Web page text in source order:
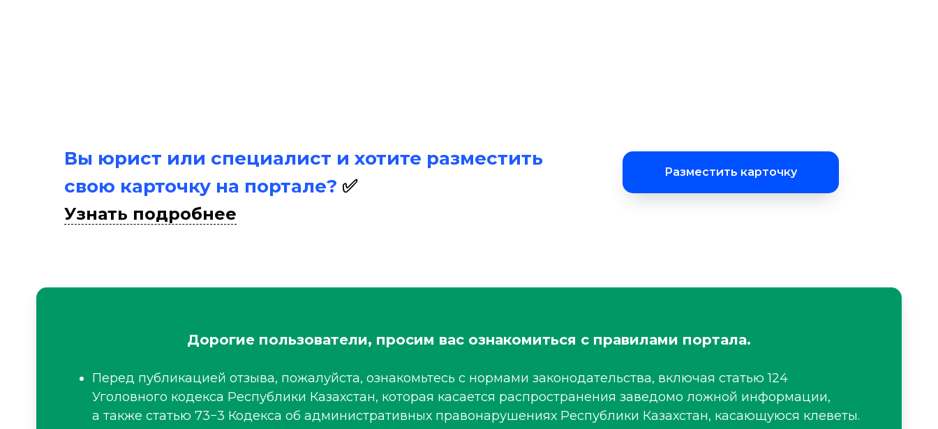
Вы юрист или специалист и хотите разместить
свою карточку на портале? ✅
Разместить карточку
Узнать подробнее
Дорогие пользователи, просим вас ознакомиться с правилами портала.
Перед публикацией отзыва, пожалуйста, ознакомьтесь с нормами законодательства, включая статью 124
Уголовного кодекса Республики Казахстан, которая касается распространения заведомо ложной информации,
а также статью 73−3 Кодекса об административных правонарушениях Республики Казахстан, касающуюся клеветы.